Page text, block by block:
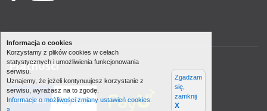
Informacja o cookies
Korzystamy z plików cookies w celach
statystycznych i umożliwienia funkcjonowania
serwisu.
Uznajemy, że jeżeli kontynuujesz korzystanie z
serwisu, wyrażasz na to zgodę.
Informacje o możliwości zmiany ustawień cookies
»
Zgadzam
się,
zamknij
X
Płatności